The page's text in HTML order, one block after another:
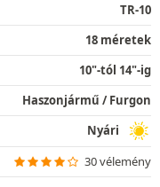
TR-10
18 méretek
10"-tól 14"-ig
Haszonjármű / Furgon
Nyári
30 vélemény